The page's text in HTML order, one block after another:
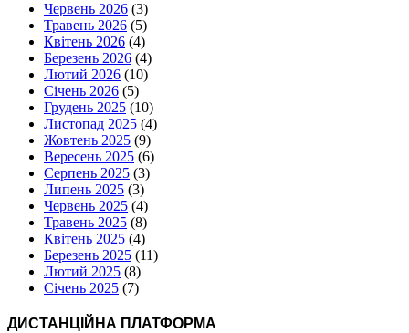
Червень 2026 (3)
Травень 2026 (5)
Квітень 2026 (4)
Березень 2026 (4)
Лютий 2026 (10)
Січень 2026 (5)
Грудень 2025 (10)
Листопад 2025 (4)
Жовтень 2025 (9)
Вересень 2025 (6)
Серпень 2025 (3)
Липень 2025 (3)
Червень 2025 (4)
Травень 2025 (8)
Квітень 2025 (4)
Березень 2025 (11)
Лютий 2025 (8)
Січень 2025 (7)
ДИСТАНЦІЙНА ПЛАТФОРМА